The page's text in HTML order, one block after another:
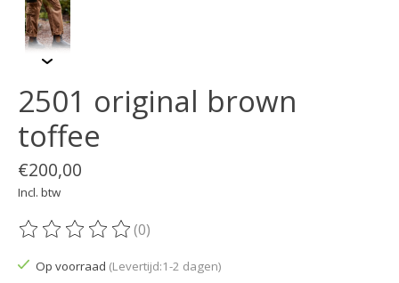
2501 original brown
toffee
€200,00
Incl. btw
De beoordeling van dit product is
(0)
Op voorraad (Levertijd:1-2 dagen)